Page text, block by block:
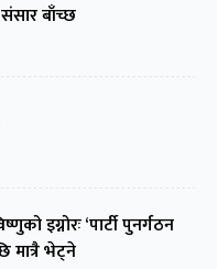
संसार बाँच्छ
इग्नोरः ‘पार्टी पुनर्गठन
मात्रै भेट्ने